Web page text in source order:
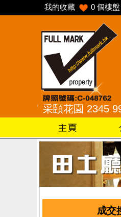
我的收藏 0 個樓盤
采頣花園 2345
成交